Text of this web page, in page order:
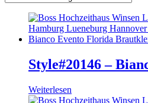
Style#20146 –
Weiterlesen